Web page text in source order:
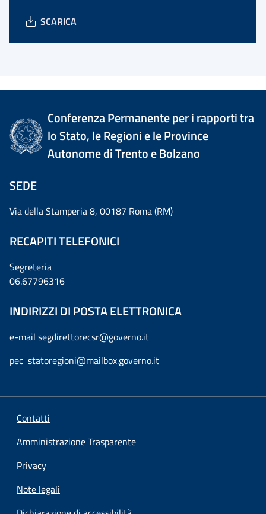
SCARICA
Conferenza Permanente per i rapporti tra
lo Stato, le Regioni e le Province
Autonome di Trento e Bolzano
SEDE
Via della Stamperia 8, 00187 Roma (RM)
RECAPITI TELEFONICI
Segreteria
06.67796316
INDIRIZZI DI POSTA ELETTRONICA
e-mail segdirettorecsr@governo.it
pec statoregioni@mailbox.governo.it
Contatti
Amministrazione Trasparente
Privacy
Note legali